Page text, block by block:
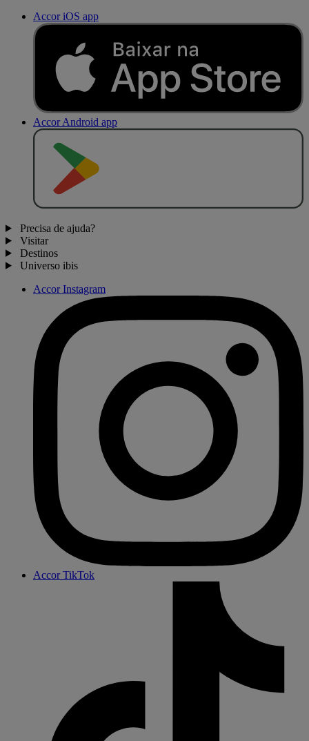
Accor iOS app
Accor Android app
Precisa de ajuda?
Visitar
Destinos
Universo ibis
Accor Instagram
Accor TikTok